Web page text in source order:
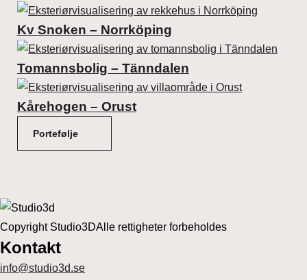
Kv Snoken – Norrköping
Tomannsbolig – Tänndalen
Kårehogen – Orust
Portefølje
Copyright Studio3DAlle rettigheter forbeholdes
Kontakt
info@studio3d.se